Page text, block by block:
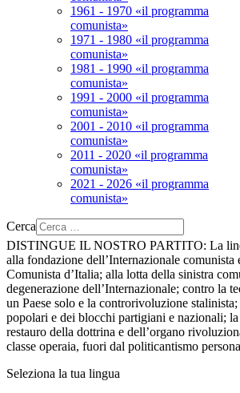
1961 - 1970 «il programma
comunista»
1971 - 1980 «il programma
comunista»
1981 - 1990 «il programma
comunista»
1991 - 2000 «il programma
comunista»
2001 - 2010 «il programma
comunista»
2011 - 2020 «il programma
comunista»
2021 - 2026 «il programma
comunista»
Cerca
DISTINGUE IL NOSTRO PARTITO: La
alla fondazione dell’Internazionale comunista
Comunista d’Italia; alla lotta della sinistra
degenerazione dell’Internazionale; contro la
un Paese solo e la controrivoluzione
popolari e dei blocchi partigiani e nazionali; la
restauro della dottrina e dell’organo
classe operaia, fuori dal politicantismo
Seleziona la tua lingua